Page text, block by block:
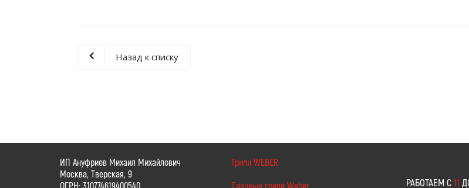
Назад к списку
ИП Ануфриев Михаил Михайлович
Москва, Тверская, 9
ОГРН: 310774619400540
Грили WEBER
Газовые грили Weber РАБОТАЕМ С 11